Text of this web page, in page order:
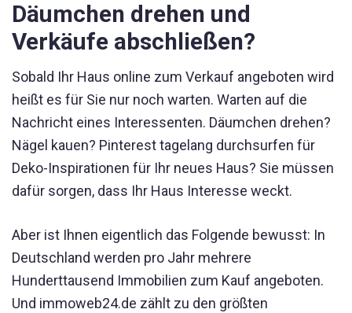
Däumchen drehen und
Verkäufe abschließen?
Sobald Ihr Haus online zum Verkauf angeboten wird
heißt es für Sie nur noch warten. Warten auf die
Nachricht eines Interessenten. Däumchen drehen?
Nägel kauen? Pinterest tagelang durchsurfen für
Deko-Inspirationen für Ihr neues Haus? Sie müssen
dafür sorgen, dass Ihr Haus Interesse weckt.
Aber ist Ihnen eigentlich das Folgende bewusst: In
Deutschland werden pro Jahr mehrere
Hunderttausend Immobilien zum Kauf angeboten.
Und immoweb24.de zählt zu den größten